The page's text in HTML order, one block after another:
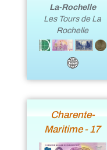
La-Rochelle
Les Tours de La
Rochelle
Charente-
Maritime - 17